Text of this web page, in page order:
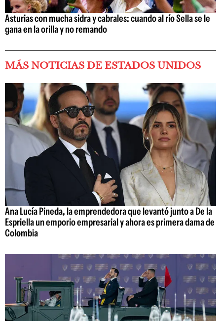
Asturias con mucha sidra y cabrales: cuando al río Sella se le
gana en la orilla y no remando
MÁS NOTICIAS DE ESTADOS UNIDOS
Ana Lucía Pineda, la emprendedora que levantó junto a De la
Espriella un emporio empresarial y ahora es primera dama de
Colombia